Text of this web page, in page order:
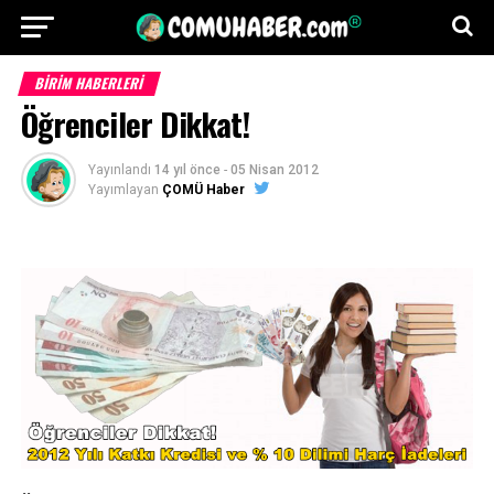
BİRİM HABERLERİ
Öğrenciler Dikkat!
Yayınlandı 14 yıl önce - 05 Nisan 2012
Yayımlayan ÇOMÜ Haber